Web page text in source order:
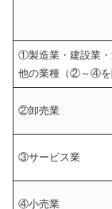
①製造業・建設業
他の業種（②～④を
②卸売業
③サービス業
④小売業